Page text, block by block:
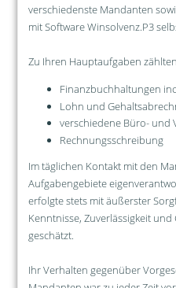
verschiedenste Mandanten
mit Software Winsolvenz.P3
Zu Ihren Hauptaufgaben
Finanzbuchhaltungen
Lohn und
verschiedene Büro- und
Rechnungsschreibung
Im täglichen Kontakt mit den
Aufgabengebiete
erfolgte stets mit äußerster
Kenntnisse, Zuverlässigkeit
geschätzt.
Ihr Verhalten gegenüber